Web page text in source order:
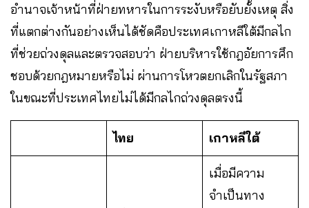
อำนาจเจ้าหน้าที่ฝ่ายทหารในการระงับหรือยับยั้งเหตุ สิ่ง
ที่แตกต่างกันอย่างเห็นได้ชัดคือประเทศเกาหลีใต้มีกลไก
ที่ช่วยถ่วงดุลและตรวจสอบว่า ฝ่ายบริหารใช้กฎอัยการศึก
ชอบด้วยกฎหมายหรือไม่ ผ่านการโหวตยกเลิกในรัฐสภา
ในขณะที่ประเทศไทยไม่ได้มีกลไกถ่วงดุลตรงนี้
ไทย เกาหลีใต้
เมื่อมีความ
จำเป็นทาง